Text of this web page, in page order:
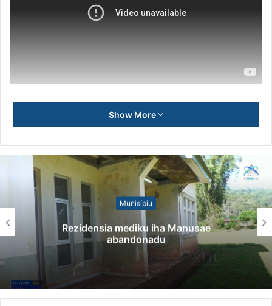
Show More
Munisípiu
Rezidensia mediku iha Manusae
abandonadu